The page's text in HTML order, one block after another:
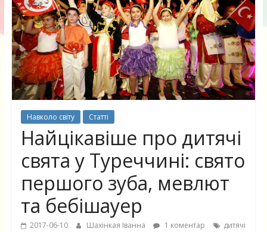
Навколо світу Статті
Найцікавіше про дитячі
свята у Туреччині: свято
першого зуба, мевлют
та бебішауер
2017-06-10 Шахінкая Іванна 1 коментар
дитячі